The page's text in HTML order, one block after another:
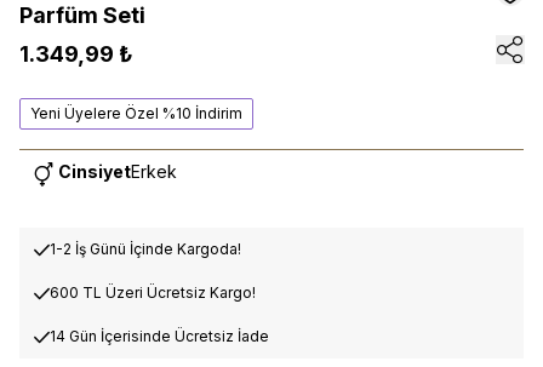
Parfüm Seti
1.349,99 ₺
Yeni Üyelere Özel %10 İndirim
CinsiyetErkek
1-2 İş Günü İçinde Kargoda!
600 TL Üzeri Ücretsiz Kargo!
14 Gün İçerisinde Ücretsiz İade